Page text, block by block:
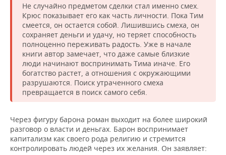
Не случайно предметом сделки стал именно смех.
Крюс показывает его как часть личности. Пока Тим
смеется, он остается собой. Лишившись смеха, он
сохраняет деньги и удачу, но теряет способность
полноценно переживать радость. Уже в начале
книги автор замечает, что даже самые близкие
люди начинают воспринимать Тима иначе. Его
богатство растет, а отношения с окружающими
разрушаются. Поиск утраченного смеха
превращается в поиск самого себя.
Через фигуру барона роман выходит на более широкий
разговор о власти и деньгах. Барон воспринимает
капитализм как своего рода религию и стремится
контролировать людей через их желания. Он заявляет: